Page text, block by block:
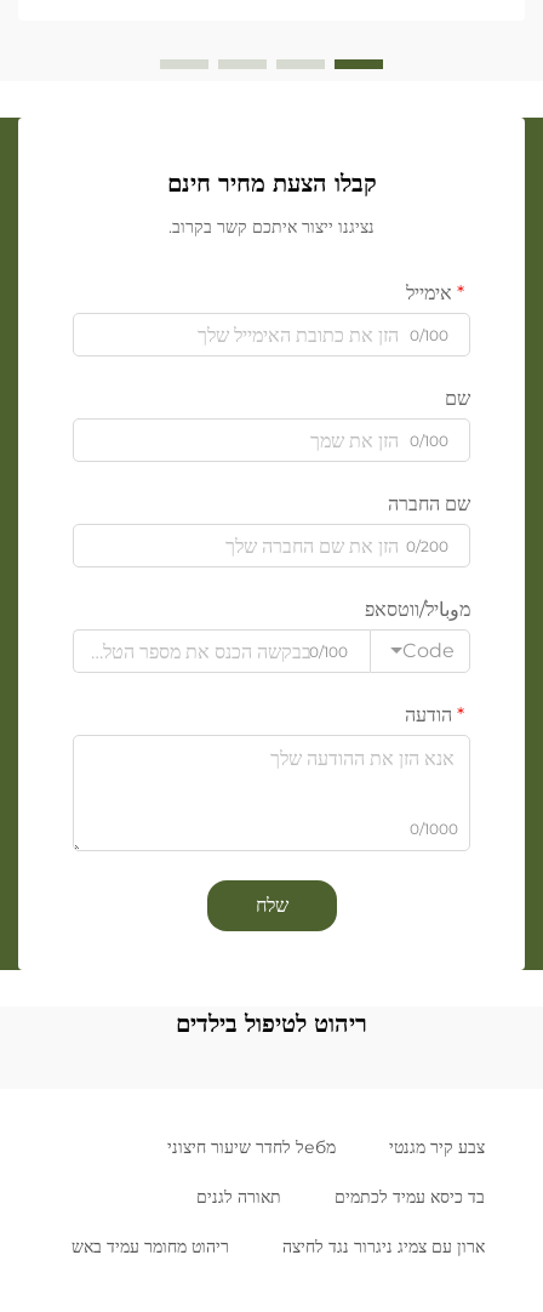
קבלו הצעת מחיר חינם
נציגנו ייצור איתכם קשר בקרוב.
אימייל
0/100
שם
0/100
שם החברה
0/200
מوباיל/ווטסאפ
Code
0/100
הודעה
0/1000
שלח
ריהוט לטיפול בילדים
צבע קיר מגנטי מебל לחדר שיעור חיצוני
בד כיסא עמיד לכתמים תאורה לגנים
ארון עם צמיג ניגרור נגד לחיצה ריהוט מחומר עמיד באש